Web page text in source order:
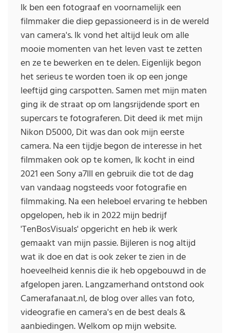
Ik ben een fotograaf en voornamelijk een
filmmaker die diep gepassioneerd is in de wereld
van camera's. Ik vond het altijd leuk om alle
mooie momenten van het leven vast te zetten
en ze te bewerken en te delen. Eigenlijk begon
het serieus te worden toen ik op een jonge
leeftijd ging carspotten. Samen met mijn maten
ging ik de straat op om langsrijdende sport en
supercars te fotograferen. Dit deed ik met mijn
Nikon D5000, Dit was dan ook mijn eerste
camera. Na een tijdje begon de interesse in het
filmmaken ook op te komen, Ik kocht in eind
2021 een Sony a7III en gebruik die tot de dag
van vandaag nogsteeds voor fotografie en
filmmaking. Na een heleboel ervaring te hebben
opgelopen, heb ik in 2022 mijn bedrijf
'TenBosVisuals' opgericht en heb ik werk
gemaakt van mijn passie. Bijleren is nog altijd
wat ik doe en dat is ook zeker te zien in de
hoeveelheid kennis die ik heb opgebouwd in de
afgelopen jaren. Langzamerhand ontstond ook
Camerafanaat.nl, de blog over alles van foto,
videografie en camera's en de best deals &
aanbiedingen. Welkom op mijn website.